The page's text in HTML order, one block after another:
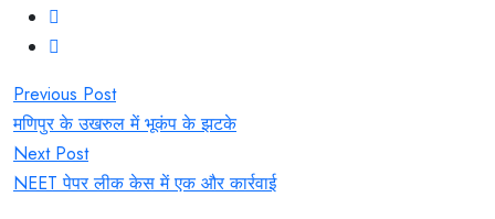
Post
navigation
Previous Post
मणिपुर के उखरुल में भूकंप के झटके
Next Post
NEET पेपर लीक केस में एक और कार्रवाई